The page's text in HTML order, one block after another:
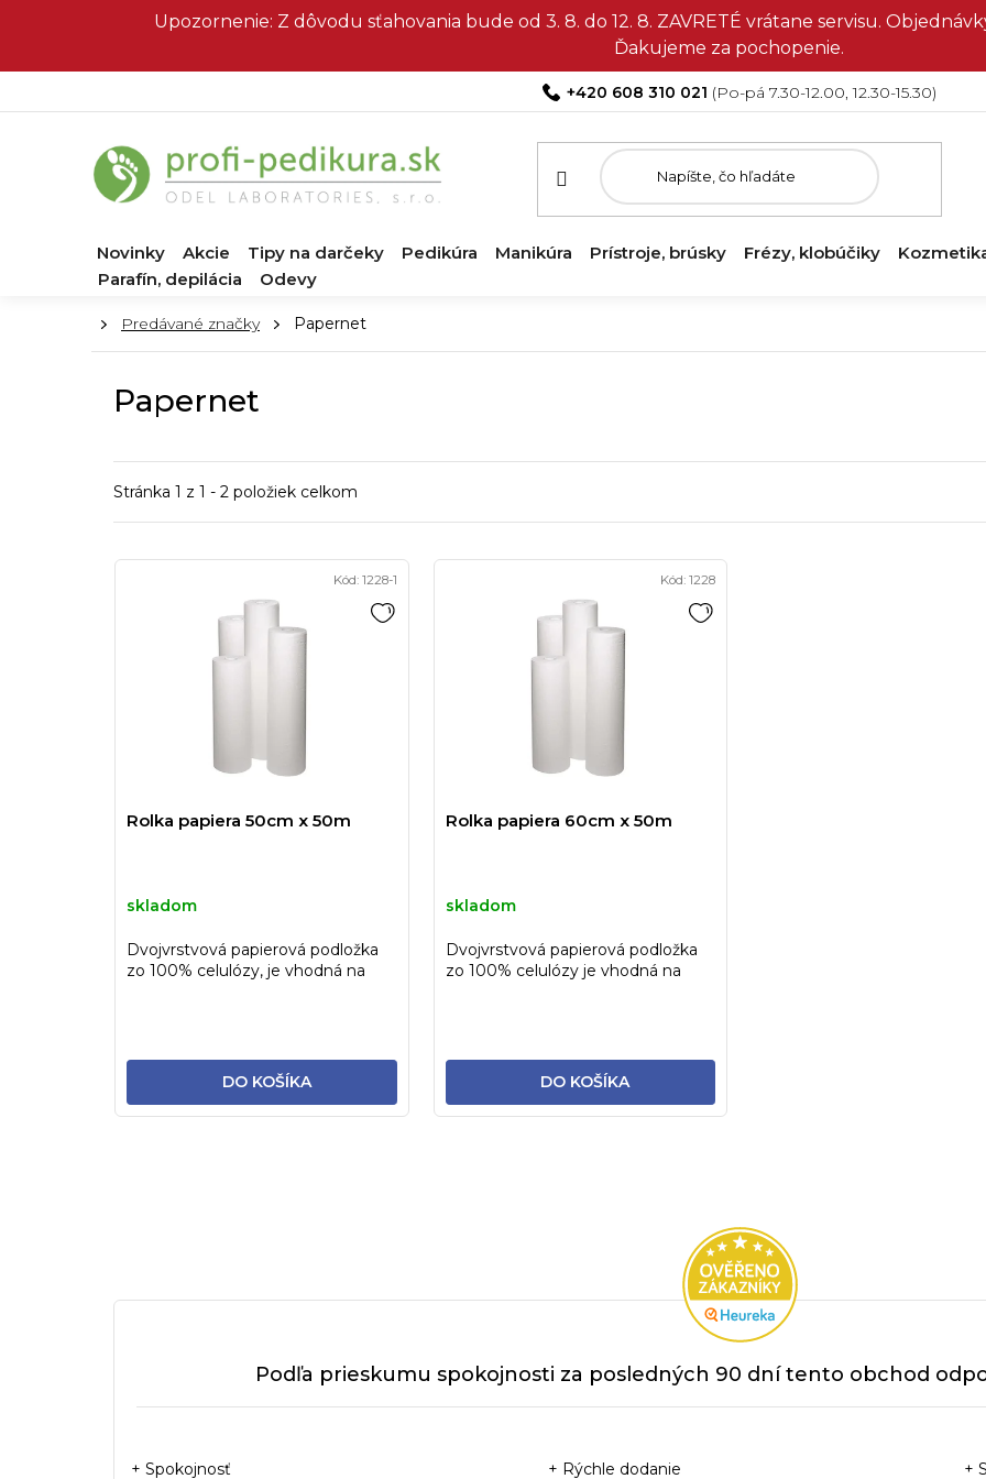
Upozornenie: Z dôvodu sťahovania bude od 3. 8. do 12. 8. ZAVRETÉ vrátane servisu.
Ďakujeme za pochopenie.
+420 608 310 021
Novinky Akcie Tipy na darčeky Pedikúra Manikúra Prístroje, brúsky Frézy, klobúčiky
Parafín, depilácia
Odevy
DomovPredávané značky Papernet
Papernet
Stránka 1 z 1 - 2 položiek celkom
V
d
k
o
Rolka papiera 50cm x 50m
skladom
DO KOŠÍKA
Dvojvrstvová papierová podložka
zo 100% celulózy, je vhodná na
Kód: 1228-1
Rolka papiera 60cm x 50m
skladom
DO KOŠÍKA
Dvojvrstvová papierová podložka
zo 100% celulózy je vhodná na
Kód: 1228
l
á
d
a
c
i
Podľa prieskumu spokojnosti za posledných 90 dní tento obchod
+ Spokojnosť + Rýchle dodanie
+